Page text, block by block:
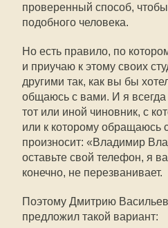
проверенный способ, чтобы
подобного человека.
Но есть правило, по
и приучаю к этому своих
другими так, как вы бы
общаюсь с вами. И я
тот или иной чиновник, с
или к которому обращаюсь
произносит: «Владимир
оставьте свой телефон, я
конечно, не перезванивает.
Поэтому Дмитрию
предложил такой вариант: